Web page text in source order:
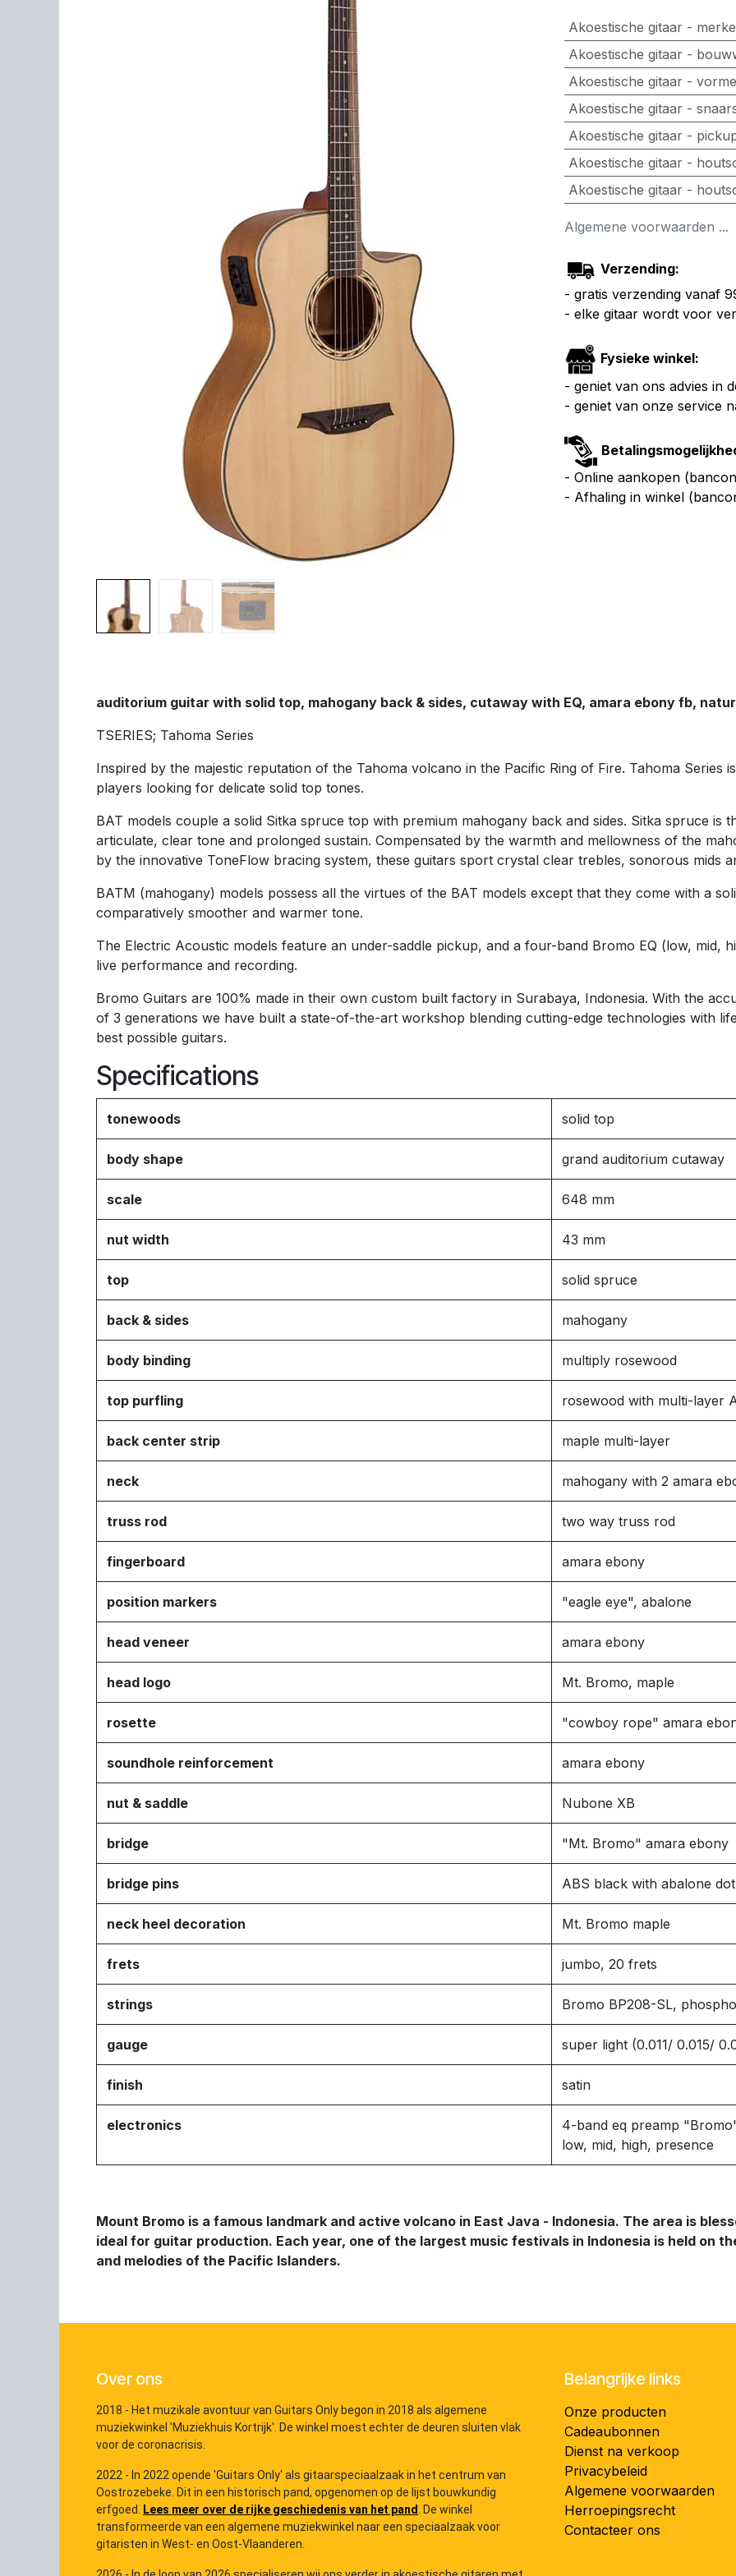
Akoestische gitaar -
Akoestische gitaar -
Akoestische gitaar -
Akoestische gitaar -
Akoestische gitaar -
Akoestische gitaar -
Akoestische gitaar -
Algemene voorwaarden ...
Verzending:
- gratis verzending vanaf
- elke gitaar wordt voor
Fysieke winkel:
- geniet van ons advies in
- geniet van onze service
- Online aankopen
- Afhaling in winkel
auditorium guitar with solid top, mahogany back & sides, cutaway with EQ, amara ebony fb,
TSERIES; Tahoma Series
Inspired by the majestic reputation of the Tahoma volcano in the Pacific Ring of Fire. Tahoma Series
players looking for delicate solid top tones.
BAT models couple a solid Sitka spruce top with premium mahogany back and sides. Sitka spruce is
articulate, clear tone and prolonged sustain. Compensated by the warmth and mellowness of the
by the innovative ToneFlow bracing system, these guitars sport crystal clear trebles, sonorous mids
BATM (mahogany) models possess all the virtues of the BAT models except that they come with a
comparatively smoother and warmer tone.
The Electric Acoustic models feature an under-saddle pickup, and a four-band Bromo EQ (low, mid,
live performance and recording.
Bromo Guitars are 100% made in their own custom built factory in Surabaya, Indonesia. With the
of 3 generations we have built a state-of-the-art workshop blending cutting-edge technologies with
best possible guitars.
Specifications
tonewoods solid top
body shape grand auditorium cutaway
scale 648 mm
nut width 43 mm
top solid spruce
back & sides mahogany
body binding multiply rosewood
top purfling rosewood with multi-layer
back center strip maple multi-layer
neck mahogany with 2 amara
truss rod two way truss rod
fingerboard amara ebony
position markers "eagle eye", abalone
head veneer amara ebony
head logo Mt. Bromo, maple
rosette "cowboy rope" amara
soundhole reinforcement amara ebony
nut & saddle Nubone XB
bridge "Mt. Bromo" amara ebony
bridge pins ABS black with abalone dot
neck heel decoration Mt. Bromo maple
frets jumbo, 20 frets
strings Bromo BP208-SL,
gauge super light (0.011/ 0.015/
finish satin
electronics
4-band eq preamp
low, mid, high, presence
Mount Bromo is a famous landmark and active volcano in East Java - Indonesia. The area is
ideal for guitar production. Each year, one of the largest music festivals in Indonesia is held on
and melodies of the Pacific Islanders.
Over ons
2018 - Het muzikale avontuur van Guitars Only begon in 2018 als algemene
muziekwinkel 'Muziekhuis Kortrijk'. De winkel moest echter de deuren sluiten vlak
voor de coronacrisis.
2022 - In 2022 opende 'Guitars Only' als gitaarspeciaalzaak in het centrum van
Oostrozebeke. Dit in een historisch pand, opgenomen op de lijst bouwkundig
erfgoed. Lees meer over de rijke geschiedenis van het pand. De winkel
transformeerde van een algemene muziekwinkel naar een speciaalzaak voor
gitaristen in West- en Oost-Vlaanderen.
Belangrijke links
Onze producten
Cadeaubonnen
Dienst na verkoop
Privacybeleid
Algemene voorwaarden
Herroepingsrecht
Contacteer ons